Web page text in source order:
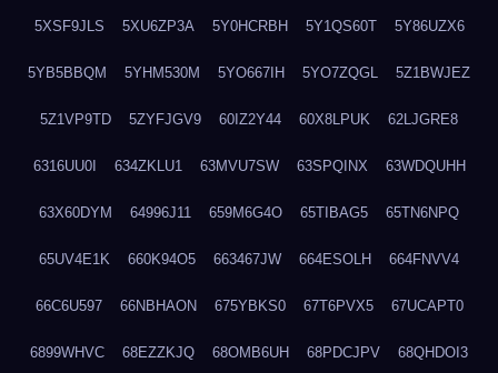
5XSF9JLS 5XU6ZP3A 5Y0HCRBH 5Y1QS60T 5Y86UZX6
5YB5BBQM 5YHM530M 5YO667IH 5YO7ZQGL 5Z1BWJEZ
5Z1VP9TD 5ZYFJGV9 60IZ2Y44 60X8LPUK 62LJGRE8
6316UU0I 634ZKLU1 63MVU7SW 63SPQINX 63WDQUHH
63X60DYM 64996J11 659M6G4O 65TIBAG5 65TN6NPQ
65UV4E1K 660K94O5 663467JW 664ESOLH 664FNVV4
66C6U597 66NBHAON 675YBKS0 67T6PVX5 67UCAPT0
6899WHVC 68EZZKJQ 68OMB6UH 68PDCJPV 68QHDOI3